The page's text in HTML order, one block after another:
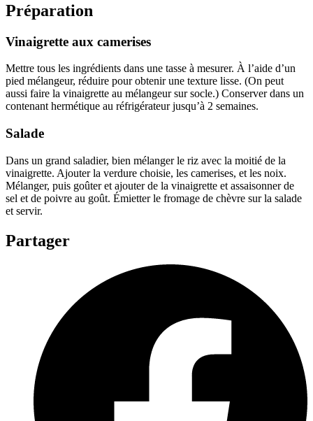
Préparation
Vinaigrette aux camerises
Mettre tous les ingrédients dans une tasse à mesurer. À l’aide d’un
pied mélangeur, réduire pour obtenir une texture lisse. (On peut
aussi faire la vinaigrette au mélangeur sur socle.) Conserver dans un
contenant hermétique au réfrigérateur jusqu’à 2 semaines.
Salade
Dans un grand saladier, bien mélanger le riz avec la moitié de la
vinaigrette. Ajouter la verdure choisie, les camerises, et les noix.
Mélanger, puis goûter et ajouter de la vinaigrette et assaisonner de
sel et de poivre au goût. Émietter le fromage de chèvre sur la salade
et servir.
Partager